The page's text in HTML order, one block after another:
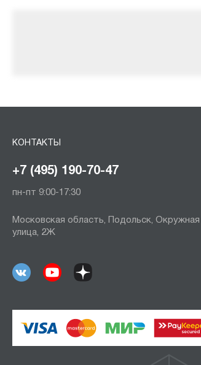
КОНТАКТЫ
+7 (495) 190-70-47
пн-пт 9:00-17:30
Московская область, Подольск, Окружная
улица, 2Ж